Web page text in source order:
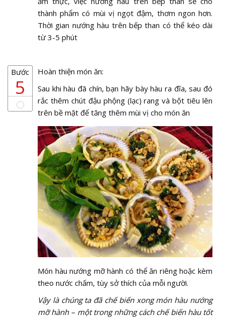
thành phẩm có mùi vị ngọt đậm, thơm ngon hơn.
Thời gian nướng hàu trên bếp than có thể kéo dài
từ 3-5 phút
Bước
5
Hoàn thiện món ăn:
Sau khi hàu đã chín, bạn hãy bày hàu ra đĩa, sau đó
rắc thêm chút đậu phộng (lạc) rang và bột tiêu lên
trên bề mặt để tăng thêm mùi vị cho món ăn
Món hàu nướng mỡ hành có thể ăn riêng hoặc kèm
theo nước chấm, tùy sở thích của mỗi người.
Vậy là chúng ta đã chế biến xong món hàu nướng
mỡ hành – một trong những cách chế biến hàu tốt